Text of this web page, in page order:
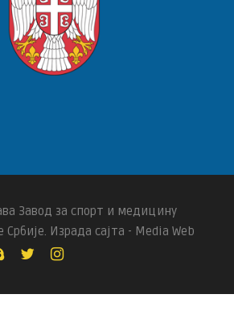
Завод за спорт и медицину
Србије. Израда сајта - Media Web